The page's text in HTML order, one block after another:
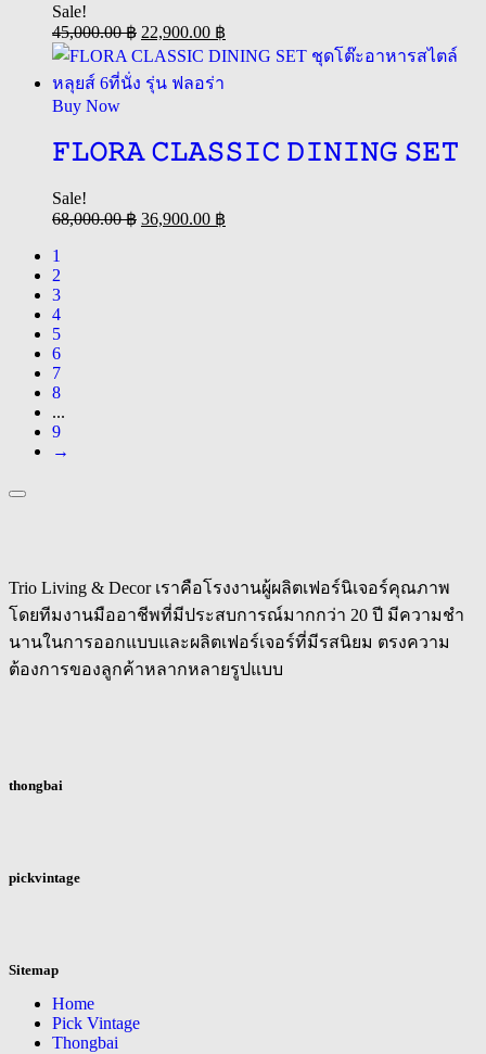
Sale!
45,000.00฿ 22,900.00 ฿
Buy Now
𝙵𝙻𝙾𝚁𝙰 𝙲𝙻𝙰𝚂𝚂𝙸𝙲 𝙳𝙸𝙽𝙸𝙽𝙶 𝚂𝙴𝚃
Sale!
68,000.00฿ 36,900.00 ฿
1
2
3
4
5
6
7
8
...
9
→
Trio Living & Decor เราคือโรงงานผู้ผลิตเฟอร์นิเจอร์คุณภาพ
โดยทีมงานมืออาชีพที่มีประสบการณ์มากกว่า 20 ปี มีความชำ
นานในการออกแบบและผลิตเฟอร์เจอร์ที่มีรสนิยม ตรงความ
ต้องการของลูกค้าหลากหลายรูปแบบ
thongbai
pickvintage
Sitemap
Home
Pick Vintage
Thongbai